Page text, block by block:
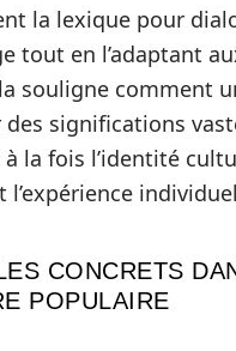
la lexique pour
tout en l’adaptant
souligne comment
significations
la fois l’identité
l’expérience
CONCRETS
POPULAIRE